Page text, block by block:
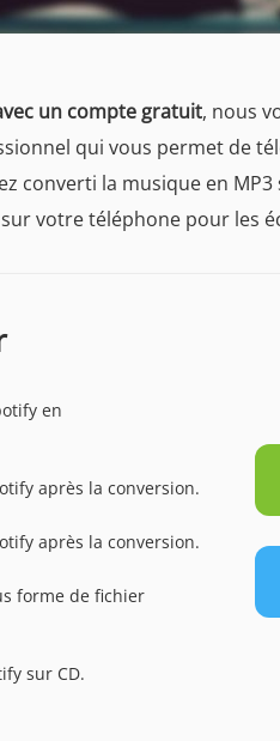
un compte gratuit, nous
qui vous permet de
converti la musique en
votre téléphone pour les
en
après la conversion.
après la conversion.
forme de fichier
sur CD.